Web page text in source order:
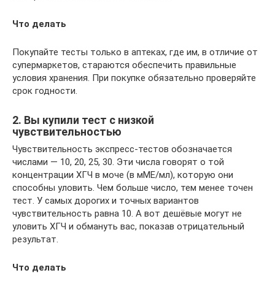
Что делать
Покупайте тесты только в аптеках, где им, в отличие от
супермаркетов, стараются обеспечить правильные
условия хранения. При покупке обязательно проверяйте
срок годности.
2. Вы купили тест с низкой
чувствительностью
Чувствительность экспресс-тестов обозначается
числами — 10, 20, 25, 30. Эти числа говорят о той
концентрации ХГЧ в моче (в мМЕ/мл), которую они
способны уловить. Чем больше число, тем менее точен
тест. У самых дорогих и точных вариантов
чувствительность равна 10. А вот дешёвые могут не
уловить ХГЧ и обмануть вас, показав отрицательный
результат.
Что делать